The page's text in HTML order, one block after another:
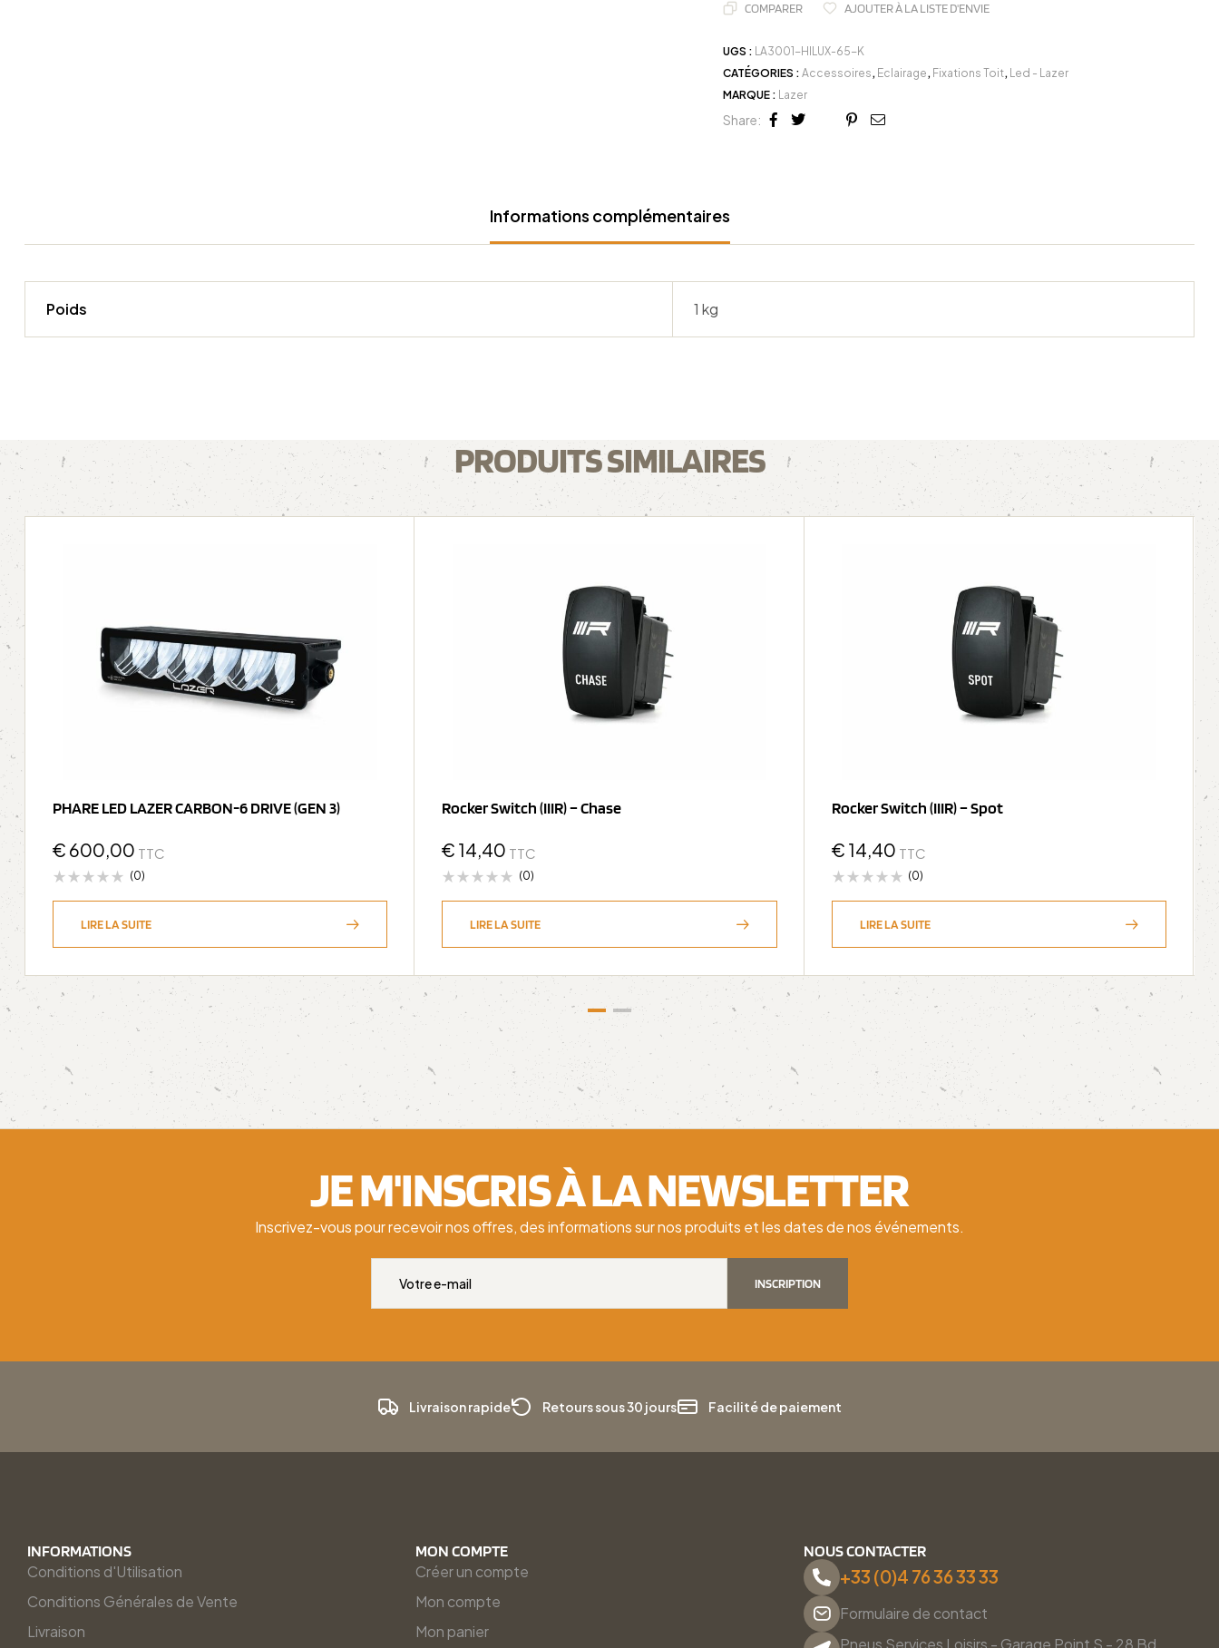
COMPARER AJOUTER À LA LISTE D'ENVIE
UGS : LA3001-HILUX-65-K
CATÉGORIES : Accessoires, Eclairage, Fixations Toit, Led - Lazer
MARQUE : Lazer
Share:
Facebook
TwitterLinkedin
Google+
Pinterest
Email
Informations complémentaires
Poids 1 kg
PRODUITS SIMILAIRES
PHARE LED LAZER CARBON-6 DRIVE (GEN 3)
€ 600,00 TTC
(0)
LIRE LA SUITE
Rocker Switch (IIIR) – Chase
€ 14,40 TTC
(0)
LIRE LA SUITE
Rocker Switch (IIIR) – Spot
€ 14,40 TTC
(0)
LIRE LA SUITE
JE M'INSCRIS À LA NEWSLETTER
Inscrivez-vous pour recevoir nos offres, des informations sur nos produits et les dates de nos événements.
INSCRIPTION
Livraison rapide Retours sous 30 jours Facilité de paiement
INFORMATIONS
Conditions d'Utilisation
Conditions Générales de Vente
Livraison
MON COMPTE
Créer un compte
Mon compte
Mon panier
NOUS CONTACTER
+33 (0)4 76 36 33 33
Formulaire de contact
Pneus Services Loisirs - Garage Point S - 28 Bd